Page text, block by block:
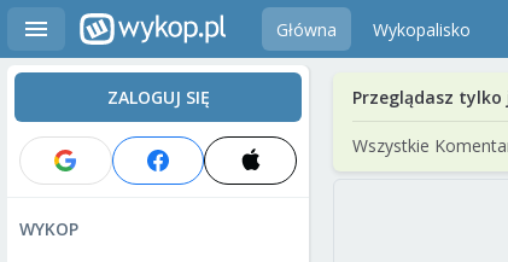
Główna Wykopalisko
ZALOGUJ SIĘ
WYKOP
Przeglądasz tylko
Wszystkie